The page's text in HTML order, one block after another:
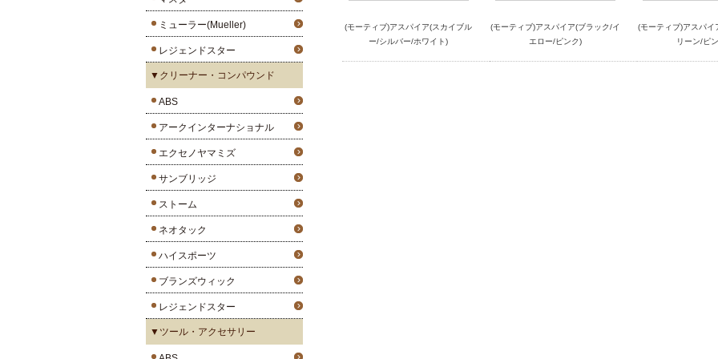
ミューラー(Mueller)
レジェンドスター
▼クリーナー・コンパウンド
ABS
アークインターナショナル
エクセノヤマミズ
サンブリッジ
ストーム
ネオタック
ハイスポーツ
ブランズウィック
レジェンドスター
▼ツール・アクセサリー
(モーティブ)アスパイア(スカイブル
ー/シルバー/ホワイト)
(モーティブ)アスパイア(ブラック/イ
エロー/ピンク)
(モーティブ)アスパイ
リーン/ピ